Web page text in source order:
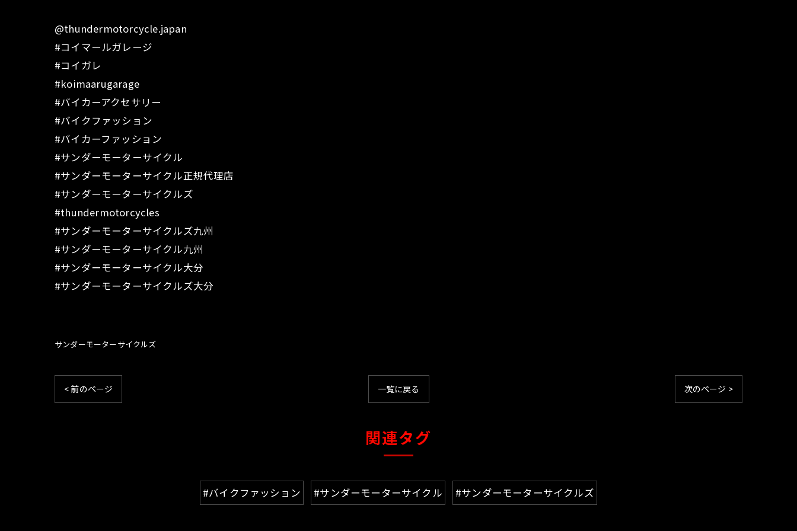
@thundermotorcycle.japan
#コイマールガレージ
#コイガレ
#koimaarugarage
#バイカーアクセサリー
#バイクファッション
#バイカーファッション
#サンダーモーターサイクル
#サンダーモーターサイクル正規代理店
#サンダーモーターサイクルズ
#thundermotorcycles
#サンダーモーターサイクルズ九州
#サンダーモーターサイクル九州
#サンダーモーターサイクル大分
#サンダーモーターサイクルズ大分
サンダーモーターサイクルズ
< 前のページ 一覧に戻る 次のページ >
関連タグ
#バイクファッション #サンダーモーターサイクル #サンダーモーターサイクルズ